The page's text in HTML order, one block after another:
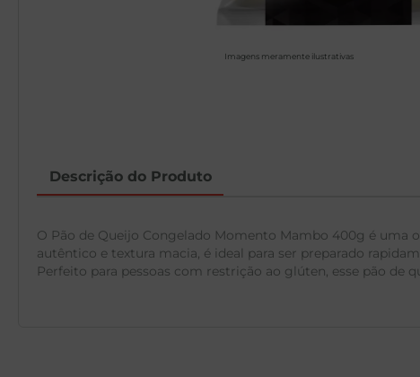
Imagens meramente ilustrativas
Descrição do Produto
O Pão de Queijo Congelado Momento Mambo 400g é uma
autêntico e textura macia, é ideal para ser preparado
Perfeito para pessoas com restrição ao glúten, esse pão